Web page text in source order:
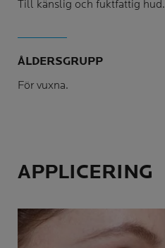
Till känslig och fuktfattig hud.
ÅLDERSGRUPP
För vuxna.
APPLICERING